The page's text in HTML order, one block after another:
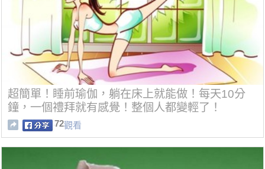
超簡單！睡前瑜伽，躺在床上就能做！每天10分
鐘，一個禮拜就有感覺！整個人都變輕了！
72觀看